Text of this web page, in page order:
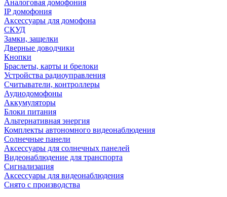
Аналоговая домофония
IP домофония
Аксессуары для домофона
СКУД
Замки, защелки
Дверные доводчики
Кнопки
Браслеты, карты и брелоки
Устройства радиоуправления
Считыватели, контроллеры
Аудиодомофоны
Аккумуляторы
Блоки питания
Альтернативная энергия
Комплекты автономного видеонаблюдения
Солнечные панели
Аксессуары для солнечных панелей
Видеонаблюдение для транспорта
Сигнализация
Аксессуары для видеонаблюдения
Снято с производства